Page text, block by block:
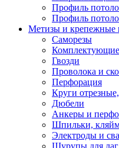
Профиль
Профиль
Метизы и крепежные
Саморезы
Гвозди
Проволока и
Перфорация
Круги
Дюбели
Анкеры и
Шпильки,
Электроды и
Шурупы для лаг